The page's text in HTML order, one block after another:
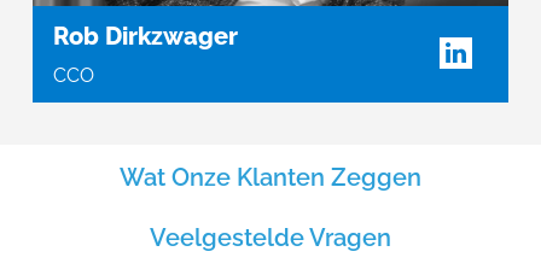
Rob Dirkzwager
CCO
Wat Onze Klanten Zeggen
Veelgestelde Vragen